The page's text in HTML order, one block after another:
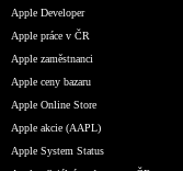
Apple Developer
Apple práce v ČR
Apple zaměstnanci
Apple ceny bazaru
Apple Online Store
Apple akcie (AAPL)
Apple System Status